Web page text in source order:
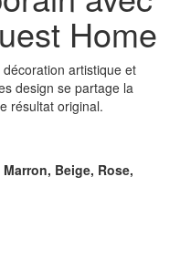
Home
artistique et
design se partage la
résultat original.
Beige, Rose,